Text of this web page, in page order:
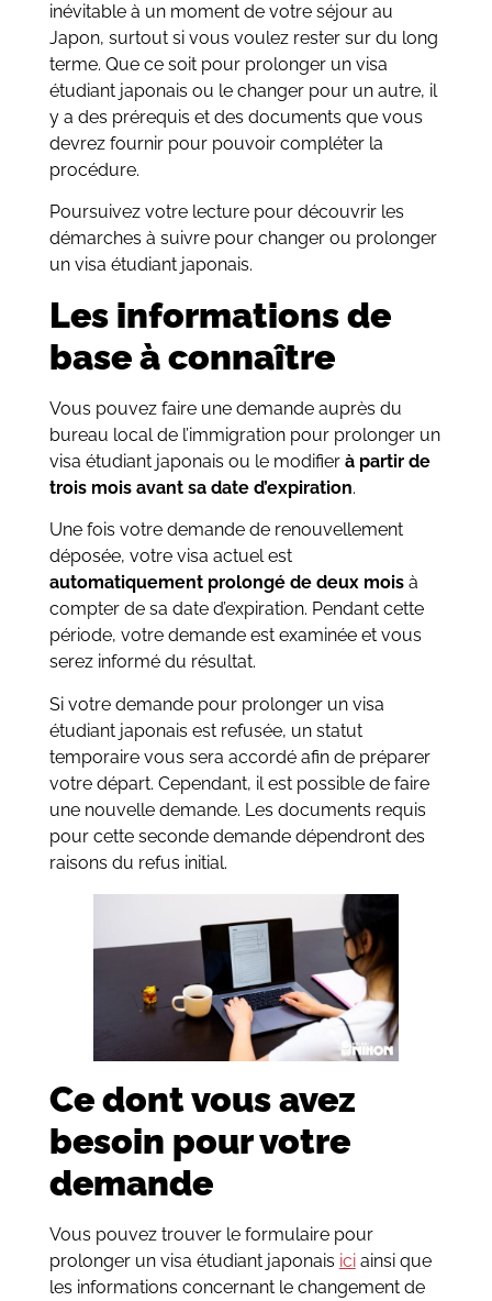
inévitable à un moment de votre séjour au
Japon, surtout si vous voulez rester sur du long
terme. Que ce soit pour prolonger un visa
étudiant japonais ou le changer pour un autre, il
y a des prérequis et des documents que vous
devrez fournir pour pouvoir compléter la
procédure.
Poursuivez votre lecture pour découvrir les
démarches à suivre pour changer ou prolonger
un visa étudiant japonais.
Les informations de
base à connaître
Vous pouvez faire une demande auprès du
bureau local de l’immigration pour prolonger un
visa étudiant japonais ou le modifier à partir de
trois mois avant sa date d’expiration.
Une fois votre demande de renouvellement
déposée, votre visa actuel est
automatiquement prolongé de deux moisà
compter de sa date d’expiration. Pendant cette
période, votre demande est examinée et vous
serez informé du résultat.
Si votre demande pour prolonger un visa
étudiant japonais est refusée, un statut
temporaire vous sera accordé afin de préparer
votre départ. Cependant, il est possible de faire
une nouvelle demande. Les documents requis
pour cette seconde demande dépendront des
raisons du refus initial.
Ce dont vous avez
besoin pour votre
demande
Vous pouvez trouver le formulaire pour
prolonger un visa étudiant japonais iciainsi que
les informations concernant le changement de